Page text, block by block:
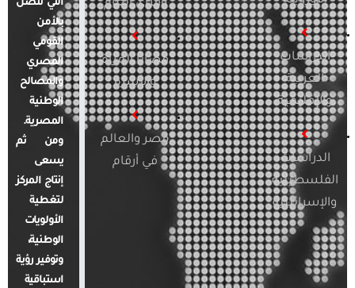
الدراسات
العربية
والإقليمية
الدراسات
الفلسطينية
والإسرائيلية
والرأي العام
قضايا المرأة
والأسرة
مصر والعالم
في أرقام
التي تتصل
بالأمن
القومي
المصري
والمصالح
الوطنية
المصرية.
ومن ثم
يسعى
إنتاج المركز
لتغطية
الأولويات
الوطنية،
وتوفير رؤية
استباقية